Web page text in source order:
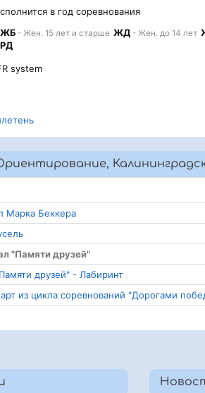
в год соревнования
ЖБ - Жен. 15 лет и старше ЖД - Жен. до 14 лет
РД
system
Марка Беккера
"Памяти друзей"
друзей" - Лабиринт
из цикла соревнований "Дорогами